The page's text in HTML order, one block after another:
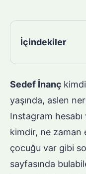
İçindekiler
Sedef İnanç
yaşında, aslen
Instagram hesabı
kimdir, ne zaman
çocuğu var gibi
sayfasında